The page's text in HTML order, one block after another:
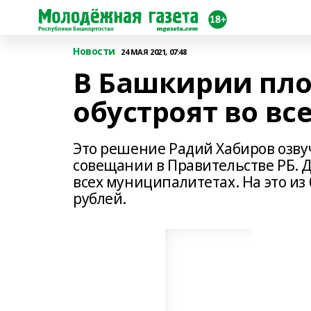
Новости 24 МАЯ 2021, 07:48
В Башкирии
обустроят во
Это решение Радий Хабиров
совещании в Правительстве РБ.
всех муниципалитетах. На это
рублей.